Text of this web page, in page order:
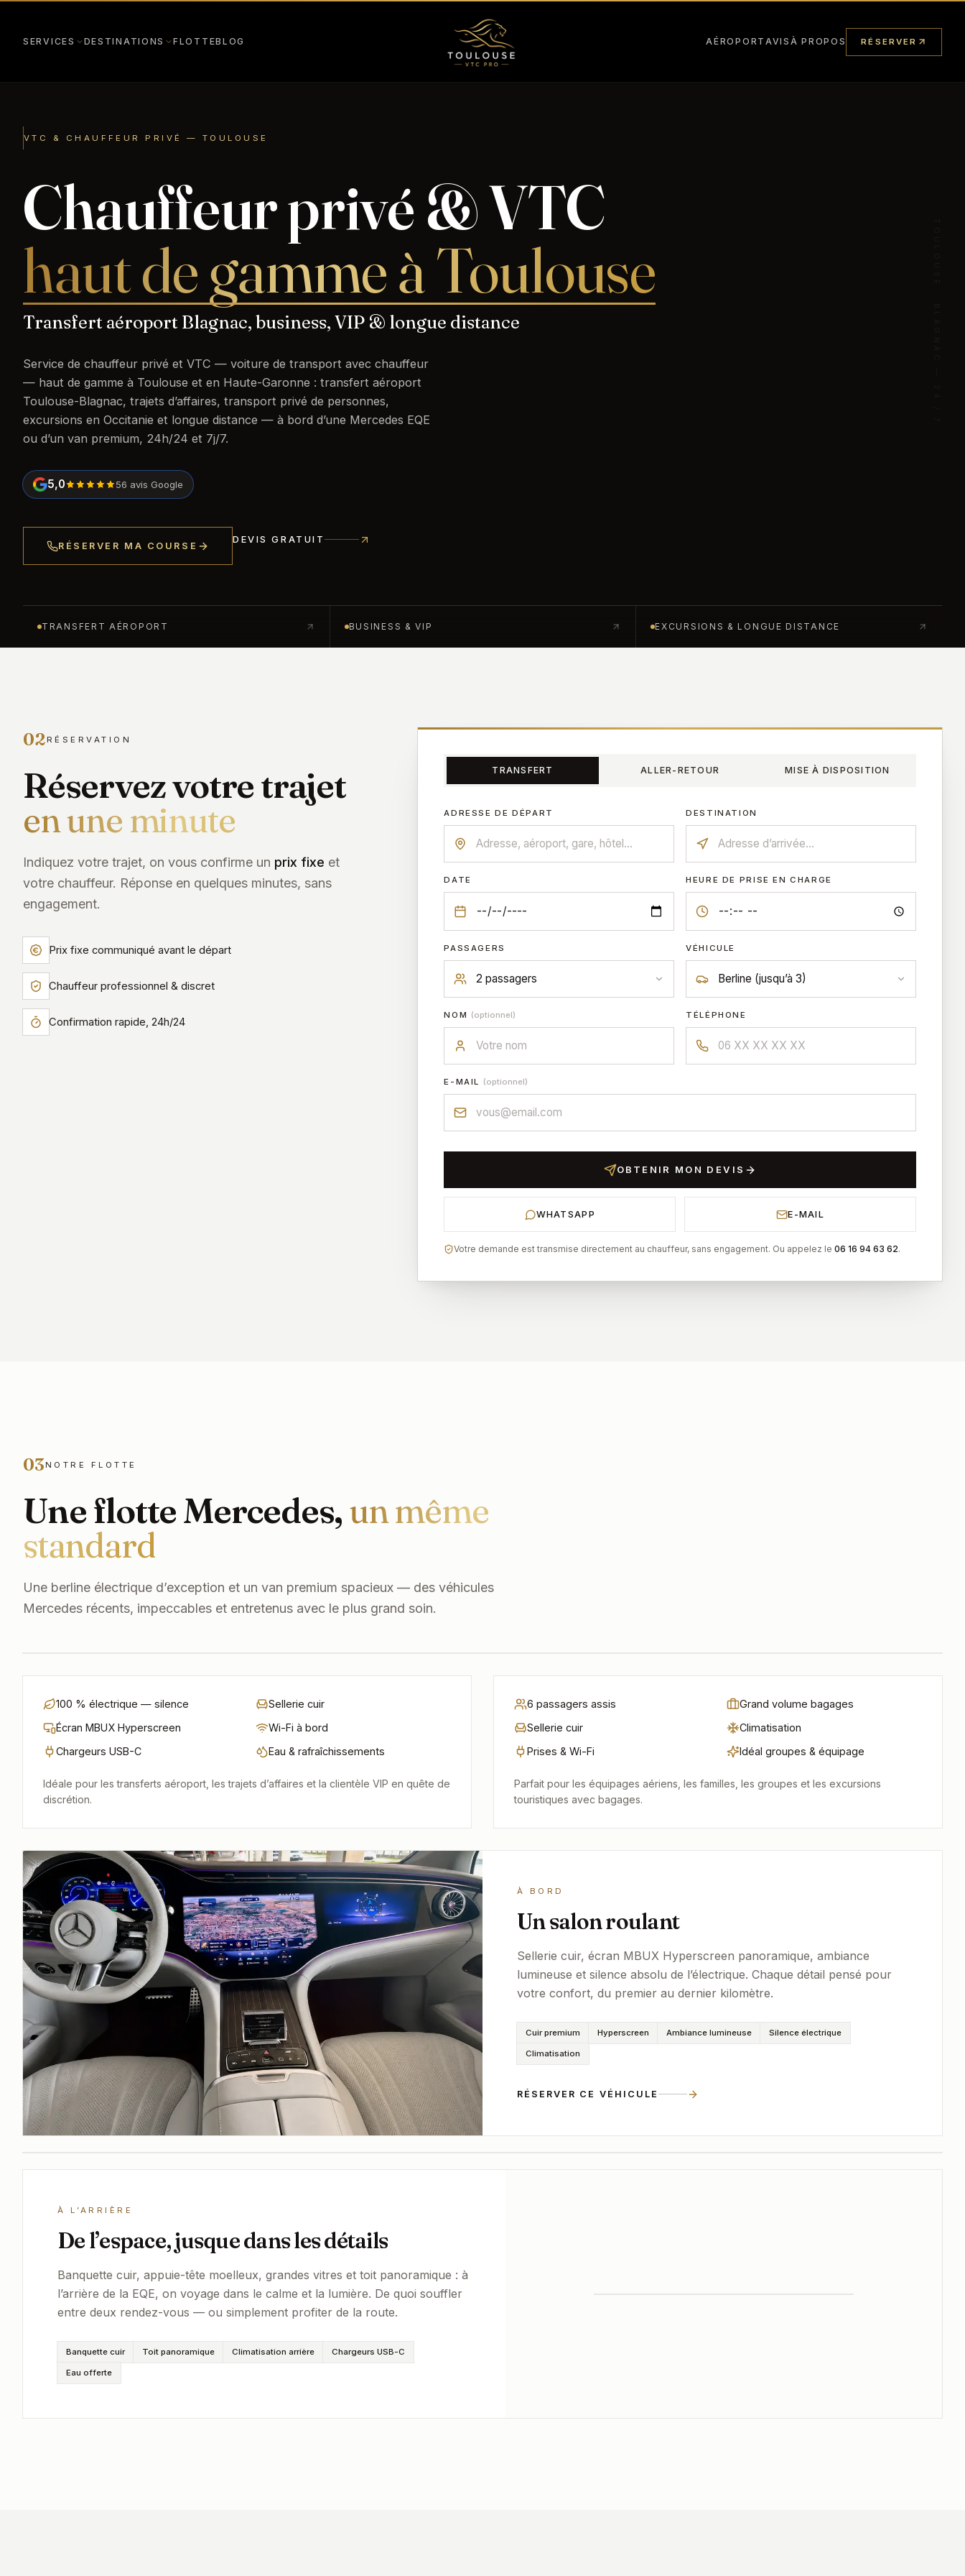
SERVICES DESTINATIONS FLOTTEBLOG AÉROPORT AVIS À PROPOS RÉSERVER
VTC & CHAUFFEUR PRIVÉ — TOULOUSE
Chauffeur privé & VTC
haut de gamme à Toulouse
Transfert aéroport Blagnac, business, VIP & longue distance
Service de chauffeur privé et VTC — voiture de transport avec chauffeur
— haut de gamme à Toulouse et en Haute-Garonne : transfert aéroport
Toulouse-Blagnac, trajets d’affaires, transport privé de personnes,
excursions en Occitanie et longue distance — à bord d’une Mercedes EQE
ou d’un van premium, 24h/24 et 7j/7.
5,0 56 avis Google
RÉSERVER MA COURSE
DEVIS GRATUIT
TRANSFERT AÉROPORT BUSINESS & VIP EXCURSIONS & LONGUE DISTANCE
02 RÉSERVATION
Réservez votre trajet
en une minute
Indiquez votre trajet, on vous confirme un prix fixe et
votre chauffeur. Réponse en quelques minutes, sans
engagement.
Prix fixe communiqué avant le départ
Chauffeur professionnel & discret
Confirmation rapide, 24h/24
TRANSFERT ALLER-RETOUR MISE À DISPOSITION
ADRESSE DE DÉPART DESTINATION
DATE HEURE DE PRISE EN CHARGE
PASSAGERS VÉHICULE
NOM (optionnel) TÉLÉPHONE
E-MAIL (optionnel)
OBTENIR MON DEVIS
WHATSAPP E-MAIL
Votre demande est transmise directement au chauffeur, sans engagement. Ou appelez le 06 16 94 63 62.
03 NOTRE FLOTTE
Une flotte Mercedes,un même
standard
Une berline électrique d’exception et un van premium spacieux — des véhicules
Mercedes récents, impeccables et entretenus avec le plus grand soin.
Une flotte récente, entretenue et
impeccable
GAMME SIGNATURE
100 % électrique — silence
Sellerie cuir
Écran MBUX Hyperscreen
Wi-Fi à bord
Chargeurs USB-C
Eau & rafraîchissements
Idéale pour les transferts aéroport, les trajets d’affaires et la clientèle VIP en quête de
discrétion.
GROUPES & FAMILLES
6 passagers assis
Grand volume bagages
Sellerie cuir
Climatisation
Prises & Wi-Fi
Idéal groupes & équipage
Parfait pour les équipages aériens, les familles, les groupes et les excursions
touristiques avec bagages.
À BORD
Un salon roulant
Sellerie cuir, écran MBUX Hyperscreen panoramique, ambiance
lumineuse et silence absolu de l’électrique. Chaque détail pensé pour
votre confort, du premier au dernier kilomètre.
Cuir premium Hyperscreen Ambiance lumineuse Silence électrique
Climatisation
RÉSERVER CE VÉHICULE
PLACES ARRIÈRE · MERCEDES EQE
Un espace passager pensé pour
votre confort
À L’ARRIÈRE
De l’espace, jusque dans les détails
Banquette cuir, appuie-tête moelleux, grandes vitres et toit panoramique : à
l’arrière de la EQE, on voyage dans le calme et la lumière. De quoi souffler
entre deux rendez-vous — ou simplement profiter de la route.
Banquette cuir Toit panoramique Climatisation arrière Chargeurs USB-C
Eau offerte